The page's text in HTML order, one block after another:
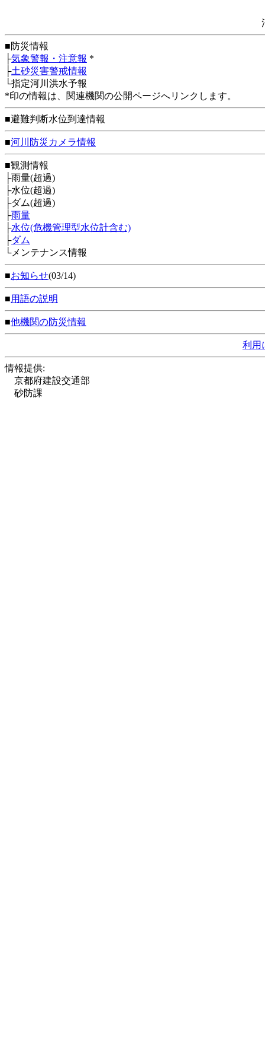
■防災情報
├気象警報・注意報 *
├土砂災害警戒情報
└指定河川洪水予報
*印の情報は、関連機関の公開ページへリンクします。
■避難判断水位到達情報
■河川防災カメラ情報
■観測情報
├雨量(超過)
├水位(超過)
├ダム(超過)
├雨量
├水位(危機管理型水位計含む)
├ダム
└メンテナンス情報
■お知らせ(03/14)
■用語の説明
■他機関の防災情報
利用
情報提供:
京都府建設交通部
砂防課